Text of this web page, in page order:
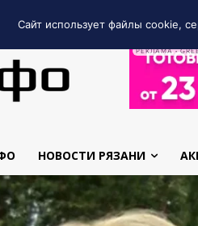
РЕКЛАМА •
НОВОСТИ РЯЗАНИ
Сайт использует файлы cookie,